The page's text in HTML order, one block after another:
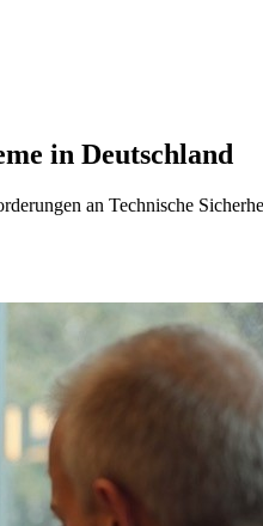
in Deutschland
an Technische